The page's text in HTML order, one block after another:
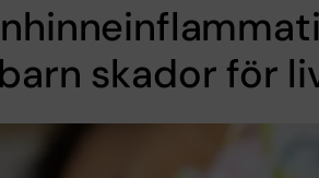
skador för